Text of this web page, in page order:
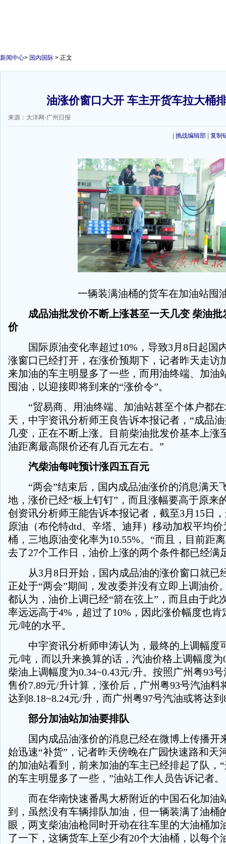
新闻中心> 国内国际 > 正文
油涨价窗口大开 车主开货车拉大桶
来源：大洋网-广州日报
挑战编辑部 复制
一辆装满油桶的货车在加油站囤
成品油批发价不断上涨甚至一天几变 柴油
价
国际原油变化率超过10%，导致3月8日起国
涨窗口已经打开，在涨价预期下，记者昨天走访
来加油的车主明显多了一些，而用油终端、加油
囤油，以迎接即将到来的“涨价令”。
“贸易商、用油终端、加油站甚至个体户都在
天，中宇资讯分析师王良告诉本报记者，“成品
几变，正在不断上涨。目前柴油批发价基本上涨
油距离最高限价还有几百元左右。”
汽柴油每吨预计涨四五百元
“两会”结束后，国内成品油涨价的消息满天
地，涨价已经“板上钉钉”，而且涨幅要高于原来
创资讯分析师王能告诉本报记者，截至3月15日
原油（布伦特dtd、辛塔、迪拜）移动加权平均价
桶，三地原油变化率为10.55%。“而且，目前距
去了27个工作日，油价上涨的两个条件都已经满
从3月8日开始，国内成品油的涨价窗口就已
正处于“两会”期间，发改委并没有立即上调油价
都认为，油价上调已经“箭在弦上”，而且由于此
率远远高于4%，超过了10%，因此涨价幅度也肯
元/吨的水平。
中宇资讯分析师申涛认为，最终的上调幅度
元/吨，而以升来换算的话，汽油价格上调幅度为
柴油上调幅度为0.34~0.43元/升。按照广州粤93
售价7.89元/升计算，涨价后，广州粤93号汽油料
达到8.18~8.24元/升，而广州粤97号汽油或将达到
部分加油站加油要排队
国内成品油涨价的消息已经在微博上传播开
始迅速“补货”，记者昨天傍晚在广园快速路和天
的加油站看到，前来加油的车主已经排起了队，
的车主明显多了一些，”油站工作人员告诉记者。
而在华南快速番禺大桥附近的中国石化加油
到，虽然没有车辆排队加油，但一辆装满了油桶
眼，两支柴油油枪同时开动在往车里的大油桶加
了一下，这辆货车上至少有20个大油桶，以每个